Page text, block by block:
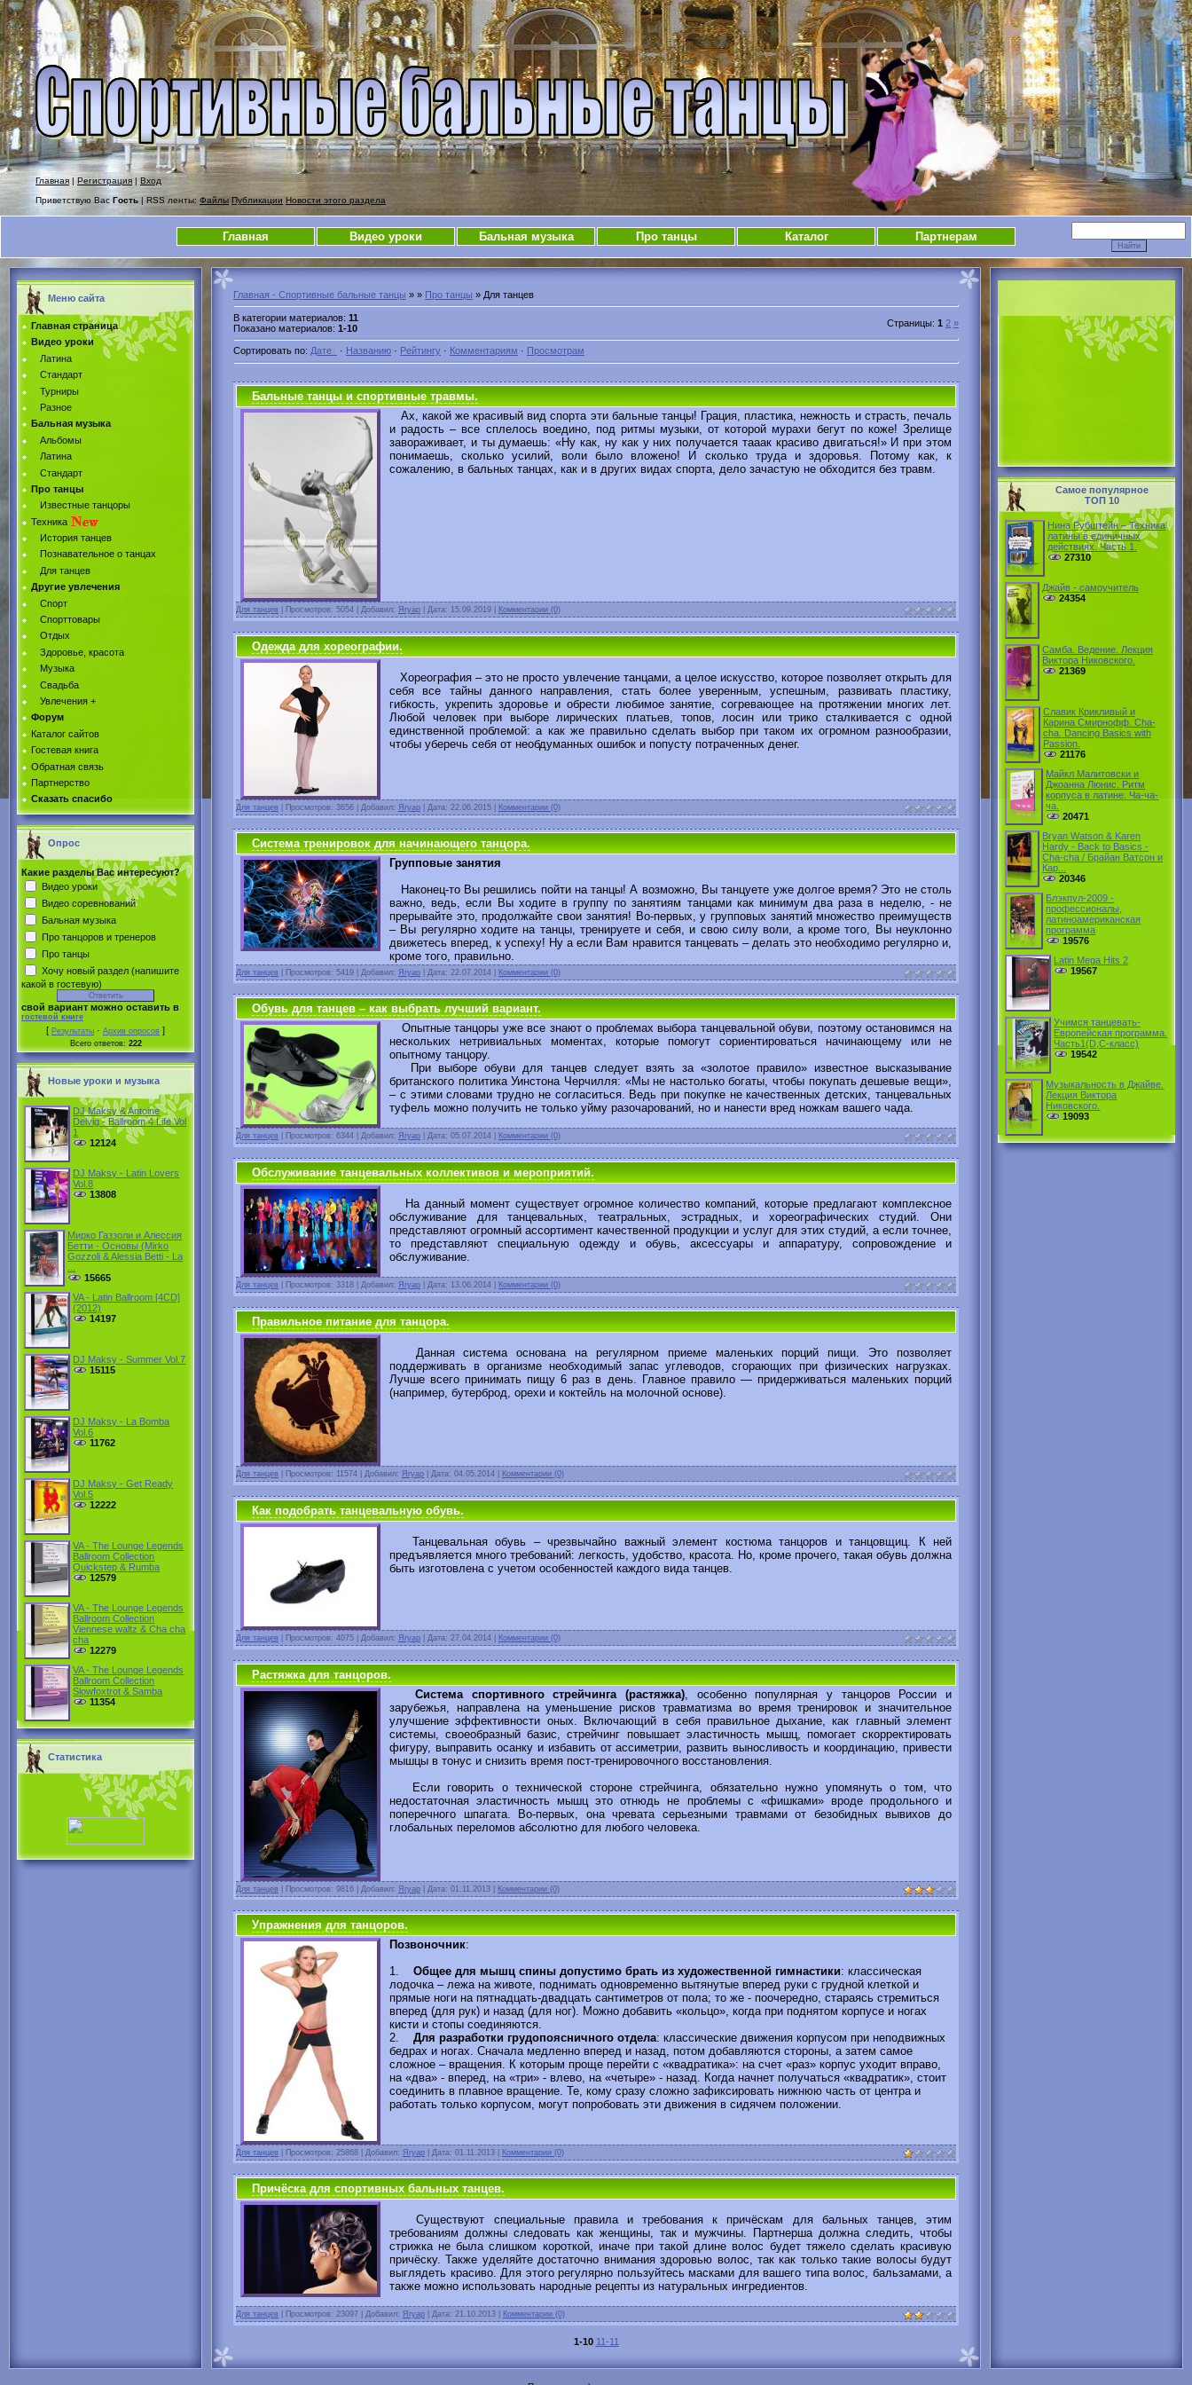
Главная | Регистрация | Вход
Приветствую Вас Гость | RSS ленты: Файлы Публикации Новости этого раздела
Главная Видео уроки Бальная музыка Про танцы Каталог Партнерам
Меню сайта
Главная страница
Видео уроки
Латина
Стандарт
Турниры
Разное
Бальная музыка
Альбомы
Латина
Стандарт
Про танцы
Известные танцоры
Техника
История танцев
Познавательное о танцах
Для танцев
Другие увлечения
Спорт
Спорттовары
Отдых
Здоровье, красота
Музыка
Свадьба
Увлечения +
Форум
Каталог сайтов
Гостевая книга
Обратная связь
Партнерство
Сказать спасибо
Опрос
Какие разделы Вас интересуют?
Видео уроки
Видео соревнований
Бальная музыка
Про танцоров и тренеров
Про танцы
Хочу новый раздел (напишите
какой в гостевую)
свой вариант можно оставить в
гостевой книге
[ Результаты · Архив опросов ]
Всего ответов: 222
Новые уроки и музыка
DJ Maksy & Antoine
Delvig - Ballroom 4 Life Vol
1
12124
DJ Maksy - Latin Lovers
Vol.8
13808
Мирко Газзоли и Алессия
Бетти - Основы (Mirko
Gozzoli & Alessia Betti - La
15665
VA - Latin Ballroom [4CD]
(2012)
14197
DJ Maksy - Summer Vol.7
15115
DJ Maksy - La Bomba
Vol.6
11762
DJ Maksy - Get Ready
Vol.5
12222
VA - The Lounge Legends
Ballroom Collection
Quickstep & Rumba
12579
VA - The Lounge Legends
Ballroom Collection
Viennese waltz & Cha cha
cha
12279
VA - The Lounge Legends
Ballroom Collection
Slowfoxtrot & Samba
11354
Статистика
Главная - Спортивные бальные танцы » » Про танцы » Для танцев
В категории материалов: 11
Показано материалов: 1-10 Страницы: 1 2 »
Сортировать по: Дате · Названию · Рейтингу · Комментариям · Просмотрам
Бальные танцы и спортивные травмы.
Ах, какой же красивый вид спорта эти бальные танцы! Грация, пластика, нежность и страсть, печаль
и радость – все сплелось воедино, под ритмы музыки, от которой мурахи бегут по коже! Зрелище
завораживает, и ты думаешь: «Ну как, ну как у них получается тааак красиво двигаться!» И при этом
понимаешь, сколько усилий, воли было вложено! И сколько труда и здоровья. Потому как, к
сожалению, в бальных танцах, как и в других видах спорта, дело зачастую не обходится без травм.
Для танцев Просмотров: 5054 | Добавил: Ягуар | Дата: 15.09.2019 Комментарии (0)
Одежда для хореографии.
Хореография – это не просто увлечение танцами, а целое искусство, которое позволяет открыть для
себя все тайны данного направления, стать более уверенным, успешным, развивать пластику,
гибкость, укрепить здоровье и обрести любимое занятие, согревающее на протяжении многих лет.
Любой человек при выборе лирических платьев, топов, лосин или трико сталкивается с одной
единственной проблемой: а как же правильно сделать выбор при таком их огромном разнообразии,
чтобы уберечь себя от необдуманных ошибок и попусту потраченных денег.
Для танцев Просмотров: 3656 | Добавил: Ягуар | Дата: 22.06.2015 Комментарии (0)
Система тренировок для начинающего танцора.
Групповые занятия
Наконец-то Вы решились пойти на танцы! А возможно, Вы танцуете уже долгое время? Это не столь
важно, ведь, если Вы ходите в группу по занятиям танцами как минимум два раза в неделю, - не
прерывайте это, продолжайте свои занятия! Во-первых, у групповых занятий множество преимуществ
– Вы регулярно ходите на танцы, тренируете и себя, и свою силу воли, а кроме того, Вы неуклонно
движетесь вперед, к успеху! Ну а если Вам нравится танцевать – делать это необходимо регулярно и,
кроме того, правильно.
Для танцев Просмотров: 5419 | Добавил: Ягуар | Дата: 22.07.2014 Комментарии (0)
Обувь для танцев – как выбрать лучший вариант.
Опытные танцоры уже все знают о проблемах выбора танцевальной обуви, поэтому остановимся на
нескольких нетривиальных моментах, которые помогут сориентироваться начинающему или не
опытному танцору.
При выборе обуви для танцев следует взять за «золотое правило» известное высказывание
британского политика Уинстона Черчилля: «Мы не настолько богаты, чтобы покупать дешевые вещи»,
– с этими словами трудно не согласиться. Ведь при покупке не качественных детских, танцевальных
туфель можно получить не только уйму разочарований, но и нанести вред ножкам вашего чада.
Для танцев Просмотров: 6344 | Добавил: Ягуар | Дата: 05.07.2014 Комментарии (0)
Обслуживание танцевальных коллективов и мероприятий.
На данный момент существует огромное количество компаний, которые предлагают комплексное
обслуживание для танцевальных, театральных, эстрадных, и хореографических студий. Они
представляют огромный ассортимент качественной продукции и услуг для этих студий, а если точнее,
то представляют специальную одежду и обувь, аксессуары и аппаратуру, сопровождение и
обслуживание.
Для танцев Просмотров: 3318 | Добавил: Ягуар | Дата: 13.06.2014 Комментарии (0)
Правильное питание для танцора.
Данная система основана на регулярном приеме маленьких порций пищи. Это позволяет
поддерживать в организме необходимый запас углеводов, сгорающих при физических нагрузках.
Лучше всего принимать пищу 6 раз в день. Главное правило — придерживаться маленьких порций
(например, бутерброд, орехи и коктейль на молочной основе).
Для танцев Просмотров: 11574 | Добавил: Ягуар | Дата: 04.05.2014 Комментарии (0)
Как подобрать танцевальную обувь.
Танцевальная обувь – чрезвычайно важный элемент костюма танцоров и танцовщиц. К ней
предъявляется много требований: легкость, удобство, красота. Но, кроме прочего, такая обувь должна
быть изготовлена с учетом особенностей каждого вида танцев.
Для танцев Просмотров: 4075 | Добавил: Ягуар | Дата: 27.04.2014 Комментарии (0)
Растяжка для танцоров.
Система спортивного стрейчинга (растяжка) , особенно популярная у танцоров России и
зарубежья, направлена на уменьшение рисков травматизма во время тренировок и значительное
улучшение эффективности оных. Включающий в себя правильное дыхание, как главный элемент
системы, своеобразный базис, стрейчинг повышает эластичность мышц, помогает скорректировать
фигуру, выправить осанку и избавить от ассиметрии, развить выносливость и координацию, привести
мышцы в тонус и снизить время пост-тренировочного восстановления.
Если говорить о технической стороне стрейчинга, обязательно нужно упомянуть о том, что
недостаточная эластичность мышц это отнюдь не проблемы с «фишками» вроде продольного и
поперечного шпагата. Во-первых, она чревата серьезными травмами от безобидных вывихов до
глобальных переломов абсолютно для любого человека.
Для танцев Просмотров: 9816 | Добавил: Ягуар | Дата: 01.11.2013 Комментарии (0)
Упражнения для танцоров.
Позвоночник:
1. Общее для мышц спины допустимо брать из художественной гимнастики: классическая
лодочка – лежа на животе, поднимать одновременно вытянутые вперед руки с грудной клеткой и
прямые ноги на пятнадцать-двадцать сантиметров от пола; то же - поочередно, стараясь стремиться
вперед (для рук) и назад (для ног). Можно добавить «кольцо», когда при поднятом корпусе и ногах
кисти и стопы соединяются.
2. Для разработки грудопоясничного отдела: классические движения корпусом при неподвижных
бедрах и ногах. Сначала медленно вперед и назад, потом добавляются стороны, а затем самое
сложное – вращения. К которым проще перейти с «квадратика»: на счет «раз» корпус уходит вправо,
на «два» - вперед, на «три» - влево, на «четыре» - назад. Когда начнет получаться «квадратик», стоит
соединить в плавное вращение. Те, кому сразу сложно зафиксировать нижнюю часть от центра и
работать только корпусом, могут попробовать эти движения в сидячем положении.
Для танцев Просмотров: 25868 | Добавил: Ягуар | Дата: 01.11.2013 Комментарии (0)
Причёска для спортивных бальных танцев.
Существуют специальные правила и требования к причёскам для бальных танцев, этим
требованиям должны следовать как женщины, так и мужчины. Партнерша должна следить, чтобы
стрижка не была слишком короткой, иначе при такой длине волос будет тяжело сделать красивую
причёску. Также уделяйте достаточно внимания здоровью волос, так как только такие волосы будут
выглядеть красиво. Для этого регулярно пользуйтесь масками для вашего типа волос, бальзамами, а
также можно использовать народные рецепты из натуральных ингредиентов.
Для танцев Просмотров: 23097 | Добавил: Ягуар | Дата: 21.10.2013 Комментарии (0)
1-10 11-11
Самое популярное
ТОП 10
Нина Рубштейн – Техника
латины в единичных
действияx. Часть 1.
27310
Джайв - самоучитель
24354
Самба. Ведение. Лекция
Виктора Никовского.
21369
Славик Крикливый и
Карина Смирнофф. Cha-
cha. Dancing Basics with
Passion.
21176
Майкл Малитовски и
Джоанна Люнис. Ритм
корпуса в латине. Ча-ча-
ча.
20471
Bryan Watson & Karen
Hardy - Back to Basics -
Cha-cha / Брайан Ватсон и
Кар...
20346
Блэкпул-2009 -
профессионалы,
латиноамериканская
программа
19576
Latin Mega Hits 2
19567
Учимся танцевать-
Европейская программа.
Часть1(D,C-класс)
19542
Музыкальность в Джайве.
Лекция Виктора
Никовского.
19093